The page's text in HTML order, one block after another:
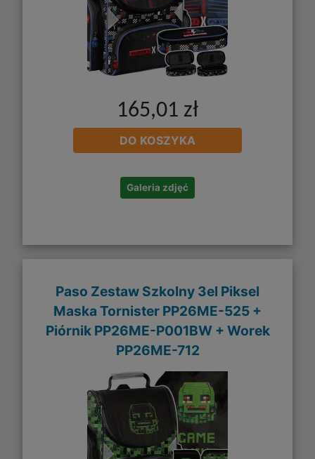
165,01 zł
DO KOSZYKA
Galeria zdjęć
Paso Zestaw Szkolny 3el Piksel
Maska Tornister PP26ME-525 +
Piórnik PP26ME-P001BW + Worek
PP26ME-712